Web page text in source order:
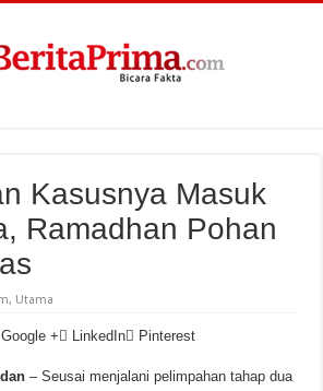
Kasusnya Masuk
Ramadhan Pohan
, Utama
Google + LinkedIn Pinterest
– Seusai menjalani pelimpahan tahap dua